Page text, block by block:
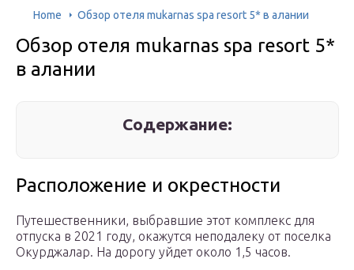
Home Обзор отеля mukarnas spa resort 5* в алании
Обзор отеля mukarnas spa resort 5*
в алании
Содержание:
Расположение и окрестности
Путешественники, выбравшие этот комплекс для
отпуска в 2021 году, окажутся неподалеку от поселка
Окурджалар. На дорогу уйдет около 1,5 часов.